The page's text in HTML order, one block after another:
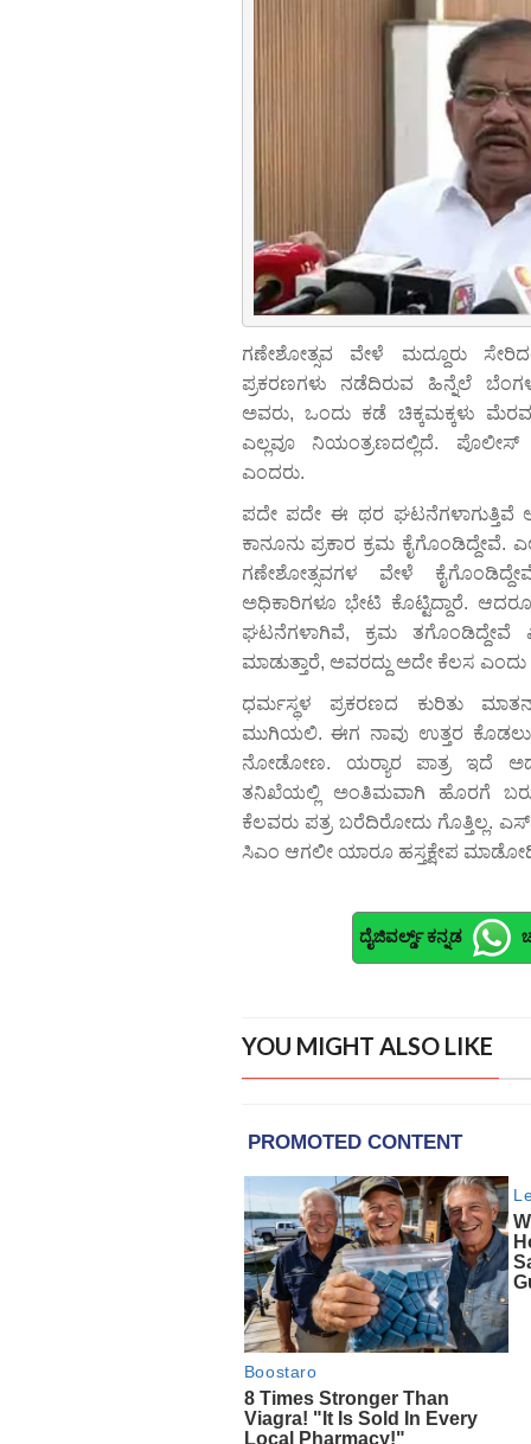
ಗಣೇಶೋತ್ಸವ ವೇಳೆ ಮದ್ದೂರು
ಪ್ರಕರಣಗಳು ನಡೆದಿರುವ ಹಿನ್ನೆಲೆ
ಅವರು, ಒಂದು ಕಡೆ ಚಿಕ್ಕಮಕ್ಕಳು
ಎಲ್ಲವೂ ನಿಯಂತ್ರಣದಲ್ಲಿದೆ.
ಎಂದರು.
ಪದೇ ಪದೇ ಈ ಥರ ಘಟನೆಗಳಾಗುತ್ತಿವೆ
ಕಾನೂನು ಪ್ರಕಾರ ಕ್ರಮ
ಗಣೇಶೋತ್ಸವಗಳ ವೇಳೆ
ಅಧಿಕಾರಿಗಳೂ ಭೇಟಿ ಕೊಟ್ಟಿದ್ದಾರೆ.
ಘಟನೆಗಳಾಗಿವೆ, ಕ್ರಮ
ಮಾಡುತ್ತಾರೆ, ಅವರದ್ದು ಅದೇ ಕೆಲಸ
ಧರ್ಮಸ್ಥಳ ಪ್ರಕರಣದ ಕುರಿತು
ಮುಗಿಯಲಿ. ಈಗ ನಾವು ಉತ್ತರ
ನೋಡೋಣ. ಯರ‍್ಯಾರ ಪಾತ್ರ ಇದೆ
ತನಿಖೆಯಲ್ಲಿ ಅಂತಿಮವಾಗಿ ಹೊರಗೆ
ಕೆಲವರು ಪತ್ರ ಬರೆದಿರೋದು ಗೊತ್ತಿಲ್ಲ.
ಸಿಎಂ ಆಗಲೀ ಯಾರೂ ಹಸ್ತಕ್ಷೇಪ
ದೈಜಿವರ್ಲ್ಡ್ ಕನ್ನಡ
YOU MIGHT ALSO LIKE